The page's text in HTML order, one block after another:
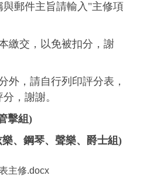
郵件主旨請輸入"主修項
繳交，以免被扣分，謝
外，請自行列印評分表，
，謝謝。
擊組)
、鋼琴、聲樂、爵士組)
主修.docx